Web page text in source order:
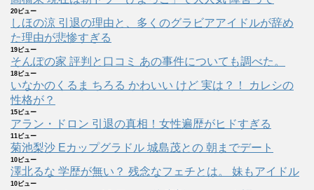
20ビュー
しほの涼 引退の理由と、多くのグラビアアイドルが辞め
た理由が悲惨すぎる
19ビュー
そんぽの家 評判と口コミ あの事件についても調べた。
18ビュー
いなかのくるま ちろる かわいい けど 実は？！ カレシの
性格が？
15ビュー
アラン・ドロン 引退の真相！女性遍歴がヒドすぎる
11ビュー
菊池梨沙 Eカップグラドル 城島茂との 朝までデート
10ビュー
澤北るな 学歴が無い？ 残念なフェチとは。 妹もアイドル
10ビュー